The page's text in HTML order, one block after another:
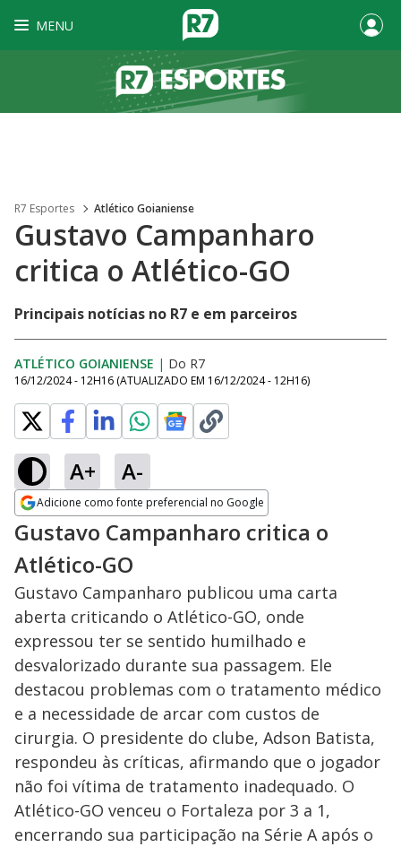
MENU
R7 Esportes Atlético Goianiense
Gustavo Campanharo
critica o Atlético-GO
Principais notícias no R7 e em parceiros
ATLÉTICO GOIANIENSE | Do R7
16/12/2024 - 12H16 (ATUALIZADO EM 16/12/2024 - 12H16)
A+ A-
Adicione como fonte preferencial no Google
Opens in new window
Gustavo Campanharo critica o
Atlético-GO
Gustavo Campanharo publicou uma carta
aberta criticando o Atlético-GO, onde
expressou ter se sentido humilhado e
desvalorizado durante sua passagem. Ele
destacou problemas com o tratamento médico
e a necessidade de arcar com custos de
cirurgia. O presidente do clube, Adson Batista,
respondeu às críticas, afirmando que o jogador
não foi vítima de tratamento inadequado. O
Atlético-GO venceu o Fortaleza por 3 a 1,
encerrando sua participação na Série A após o